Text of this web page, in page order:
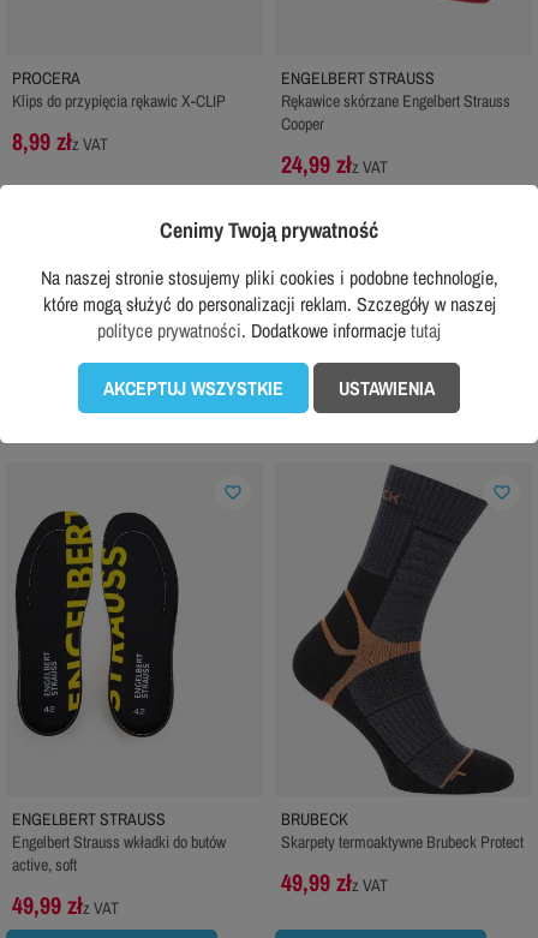
PROCERA
Klips do przypięcia rękawic X-CLIP
8,99 złz VAT
ENGELBERT STRAUSS
Rękawice skórzane Engelbert Strauss
Cooper
24,99 złz VAT
Sprawdź wszystkie w tej kategorii...
Często wybierane do tego produktu:
ENGELBERT STRAUSS
Engelbert Strauss wkładki do butów
active, soft
49,99 złz VAT
favorite_border
BRUBECK
Skarpety termoaktywne Brubeck Protect
49,99 złz VAT
favorite_border
Cenimy Twoją prywatność
Na naszej stronie stosujemy pliki cookies i podobne technologie,
które mogą służyć do personalizacji reklam. Szczegóły w naszej
polityce prywatności. Dodatkowe informacjetutaj
AKCEPTUJ WSZYSTKIE USTAWIENIA